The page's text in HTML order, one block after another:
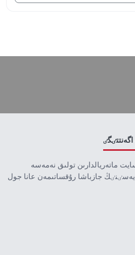
ماتەريالدارىن تولىق نەمەسە
جازباشا رۇقساتىمەن عانا جول